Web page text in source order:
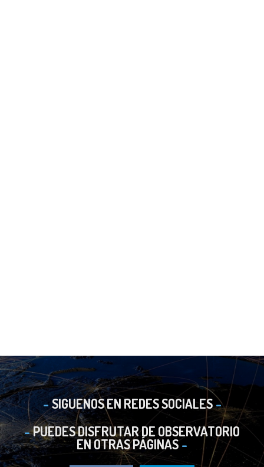
SIGUENOS EN REDES SOCIALES
PUEDES DISFRUTAR DE OBSERVATORIO
EN OTRAS PÁGINAS